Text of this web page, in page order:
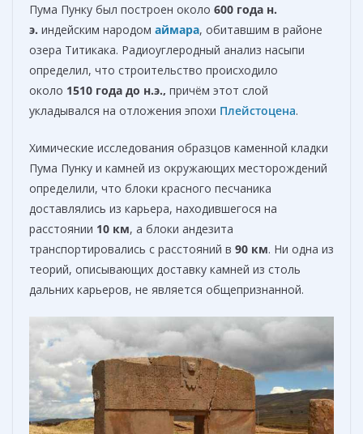
Пума Пунку был построен около 600 года н.
э. индейским народом аймара, обитавшим в районе
озера Титикака. Радиоуглеродный анализ насыпи
определил, что строительство происходило
около 1510 года до н.э., причём этот слой
укладывался на отложения эпохи Плейстоцена.
Химические исследования образцов каменной кладки
Пума Пунку и камней из окружающих месторождений
определили, что блоки красного песчаника
доставлялись из карьера, находившегося на
расстоянии 10 км, а блоки андезита
транспортировались с расстояний в 90 км. Ни одна из
теорий, описывающих доставку камней из столь
дальних карьеров, не является общепризнанной.